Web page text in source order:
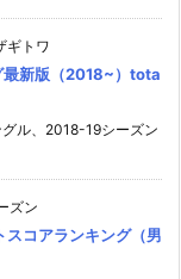
ギトワ
最新版（2018~）tota
ル、2018-19シーズン
ズン
コアランキング（男